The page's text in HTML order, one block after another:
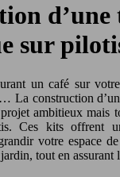
d’une
sur
un café sur
La construction
ambitieux mais
Ces kits offrent
votre espace
tout en assurant